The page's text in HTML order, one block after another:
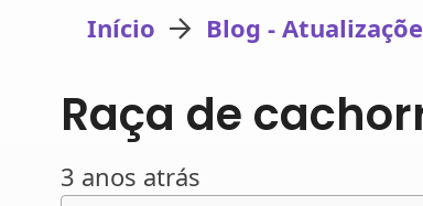
Início Blog -
Raça de
3 anos atrás